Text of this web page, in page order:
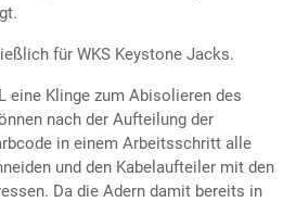
für WKS Keystone Jacks.
eine Klinge zum Abisolieren des
nach der Aufteilung der
in einem Arbeitsschritt alle
und den Kabelaufteiler mit den
Da die Adern damit bereits in